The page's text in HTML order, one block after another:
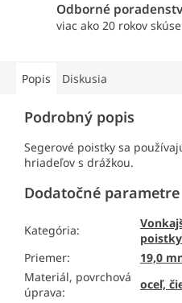
Odborné
viac ako 20 rokov
Popis Diskusia
Podrobný popis
Segerové poistky sa
hriadeľov s drážkou.
Dodatočné parametre
Kategória:
Priemer:
19,0
Materiál, povrchová
úprava:
oceľ,